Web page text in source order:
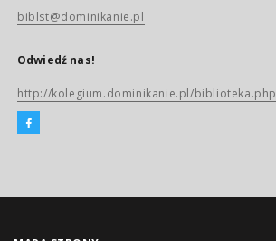
biblst@dominikanie.pl
Odwiedź nas!
http://kolegium.dominikanie.pl/biblioteka.php